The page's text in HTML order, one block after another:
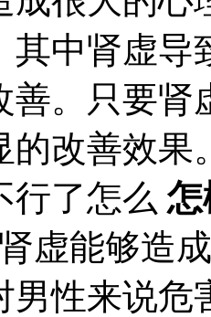
其中肾虚
善。只要肾
的改善效果
行了怎么 怎
肾虚能够造
男性来说危